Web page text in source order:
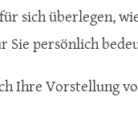
sich überlegen,
Sie persönlich
Ihre Vorstellung